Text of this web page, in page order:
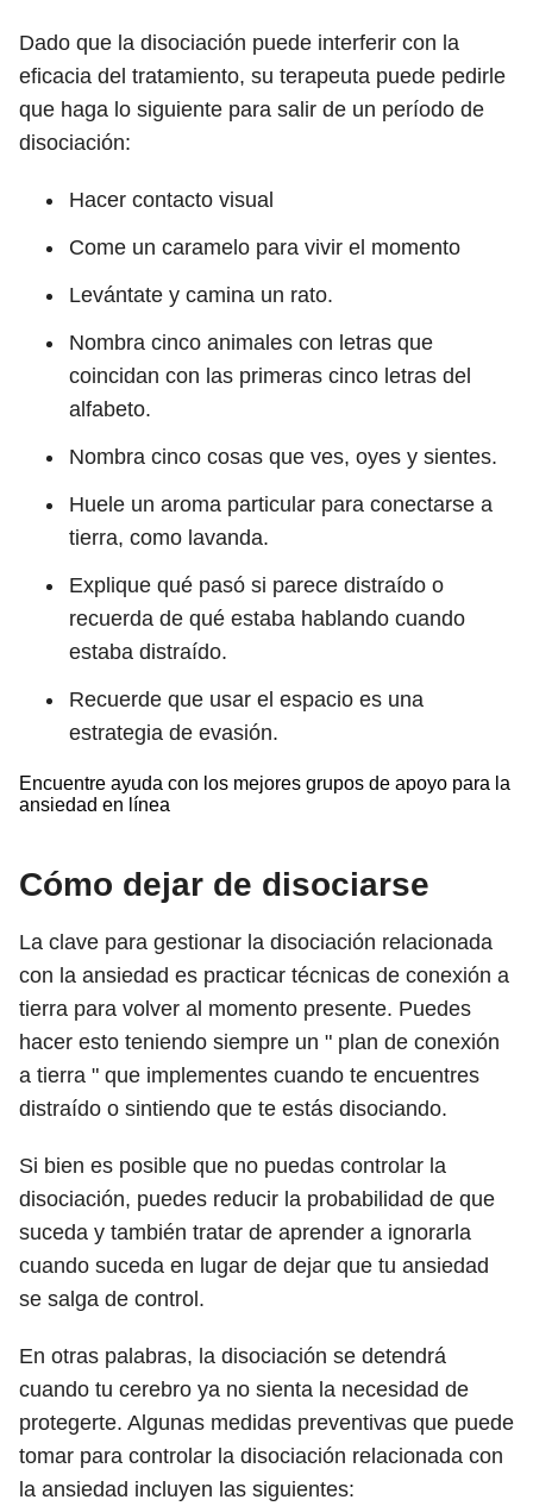
Dado que la disociación puede interferir con la
eficacia del tratamiento, su terapeuta puede pedirle
que haga lo siguiente para salir de un período de
disociación:
Hacer contacto visual
Come un caramelo para vivir el momento
Levántate y camina un rato.
Nombra cinco animales con letras que
coincidan con las primeras cinco letras del
alfabeto.
Nombra cinco cosas que ves, oyes y sientes.
Huele un aroma particular para conectarse a
tierra, como lavanda.
Explique qué pasó si parece distraído o
recuerda de qué estaba hablando cuando
estaba distraído.
Recuerde que usar el espacio es una
estrategia de evasión.
Encuentre ayuda con los mejores grupos de apoyo para la
ansiedad en línea
Cómo dejar de disociarse
La clave para gestionar la disociación relacionada
con la ansiedad es practicar técnicas de conexión a
tierra para volver al momento presente. Puedes
hacer esto teniendo siempre un " plan de conexión
a tierra " que implementes cuando te encuentres
distraído o sintiendo que te estás disociando.
Si bien es posible que no puedas controlar la
disociación, puedes reducir la probabilidad de que
suceda y también tratar de aprender a ignorarla
cuando suceda en lugar de dejar que tu ansiedad
se salga de control.
En otras palabras, la disociación se detendrá
cuando tu cerebro ya no sienta la necesidad de
protegerte. Algunas medidas preventivas que puede
tomar para controlar la disociación relacionada con
la ansiedad incluyen las siguientes: